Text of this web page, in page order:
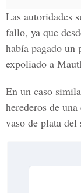
Las autoridades
fallo, ya que
había pagado un
expoliado a
En un caso
herederos de
vaso de plata